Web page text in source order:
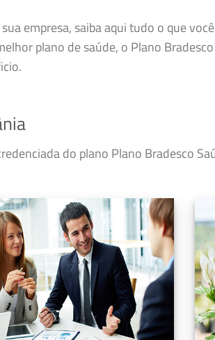
empresa, saiba aqui tudo o que
plano de saúde, o Plano
do plano Plano Bradesco